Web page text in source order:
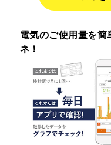
電気のご使用量を簡
ネ！